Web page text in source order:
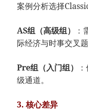
案例分析选择
​AS组（高级组）​
际经济与时事交叉
​Pre组（入门组）​
级通道。
​3. 核心差异​